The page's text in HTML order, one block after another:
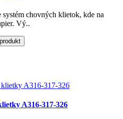
chovných klietok, kde na
Vý..
A316-317-326